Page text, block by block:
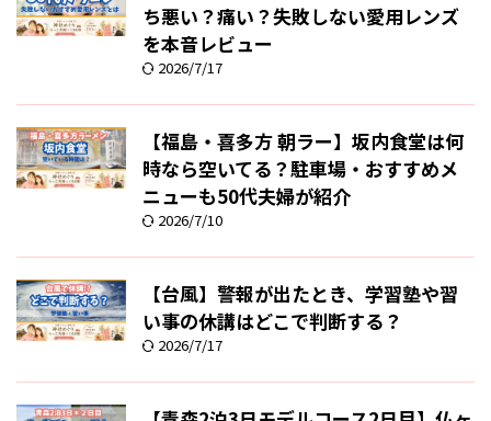
ち悪い？痛い？失敗しない愛用レンズ
を本音レビュー
2026/7/17
【福島・喜多方 朝ラー】坂内食堂は何
時なら空いてる？駐車場・おすすめメ
ニューも50代夫婦が紹介
2026/7/10
【台風】警報が出たとき、学習塾や習
い事の休講はどこで判断する？
2026/7/17